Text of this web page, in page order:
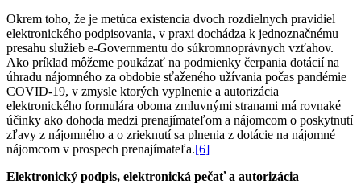
Okrem toho, že je metúca existencia dvoch rozdielnych pravidiel
elektronického podpisovania, v praxi dochádza k jednoznačnému
presahu služieb e-Governmentu do súkromnoprávnych vzťahov.
Ako príklad môžeme poukázať na podmienky čerpania dotácií na
úhradu nájomného za obdobie sťaženého užívania počas pandémie
COVID-19, v zmysle ktorých vyplnenie a autorizácia
elektronického formulára oboma zmluvnými stranami má rovnaké
účinky ako dohoda medzi prenajímateľom a nájomcom o poskytnutí
zľavy z nájomného a o zrieknutí sa plnenia z dotácie na nájomné
nájomcom v prospech prenajímateľa.[6]
Elektronický podpis, elektronická pečať a autorizácia